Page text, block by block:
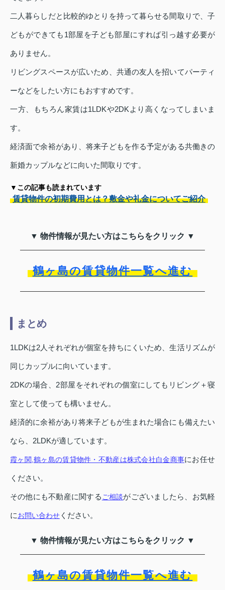
二人暮らしだと比較的ゆとりを持って暮らせる間取りで、子
どもができても1部屋を子ども部屋にすれば引っ越す必要が
ありません。
リビングスペースが広いため、共通の友人を招いてパーティ
ーなどをしたい方にもおすすめです。
一方、もちろん家賃は1LDKや2DKより高くなってしまいま
す。
経済面で余裕があり、将来子どもを作る予定がある共働きの
新婚カップルなどに向いた間取りです。
▼この記事も読まれています
賃貸物件の初期費用とは？敷金や礼金についてご紹介
▼ 物件情報が見たい方はこちらをクリック ▼
鶴ヶ島の賃貸物件一覧へ進む
まとめ
1LDKは2人それぞれが個室を持ちにくいため、生活リズムが
同じカップルに向いています。
2DKの場合、2部屋をそれぞれの個室にしてもリビング＋寝
室として使っても構いません。
経済的に余裕があり将来子どもが生まれた場合にも備えたい
なら、2LDKが適しています。
霞ヶ関,鶴ヶ島の賃貸物件・不動産は株式会社白金商事にお任せ
ください。
その他にも不動産に関するご相談がございましたら、お気軽
にお問い合わせ ください。
▼ 物件情報が見たい方はこちらをクリック ▼
鶴ヶ島の賃貸物件一覧へ進む